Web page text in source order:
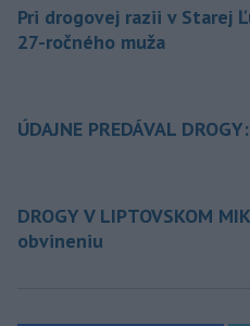
Pri drogovej razii v Starej
27-ročného muža
ÚDAJNE PREDÁVAL
DROGY V LIPTOVSKOM
obvineniu